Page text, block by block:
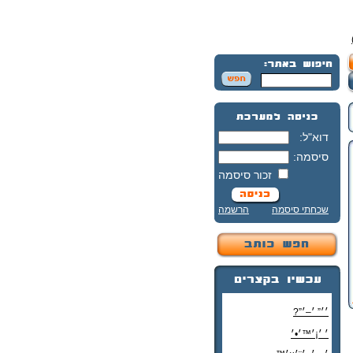
דוא"ל:
סיסמה:
זכור סיסמה
שכחתי סיסמה הרשמה
׳׳” ׳–׳”?
׳ ׳¡׳™׳•׳